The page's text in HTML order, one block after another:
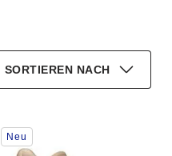
SORTIEREN NACH
Durch
Anklicken
Neu